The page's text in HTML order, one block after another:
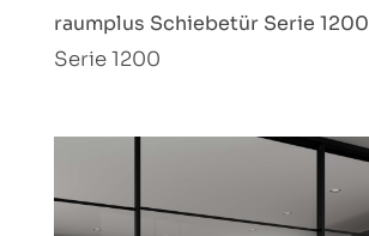
raumplus Schiebetür Serie 1200
Serie 1200